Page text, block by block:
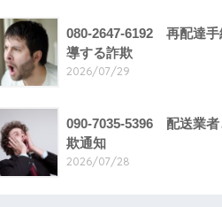
080-2647-6192 再配達手
導する詐欺
2026/07/29
090-7035-5396 配送業者
欺通知
2026/07/28